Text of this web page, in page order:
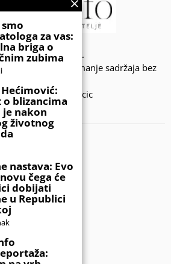
- KIDSINFO.BA.
Zabranjeno preuzimanje sadržaja bez
by Amar SIjercic
za vas:
briga o
zubima
o blizancima
je nakon
životnog
nastava: Evo
čega će
dobijati
u Republici